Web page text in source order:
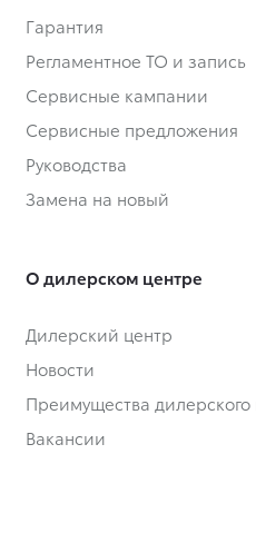
Гарантия
Регламентное ТО и запись
Сервисные кампании
Сервисные предложения
Руководства
Замена на новый
О дилерском центре
Дилерский центр
Новости
Преимущества дилерского
Вакансии